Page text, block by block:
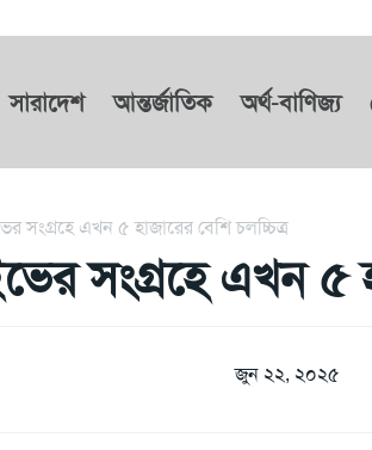
সারাদেশ আন্তর্জাতিক অর্থ-বাণিজ্য
সংগ্রহে এখন ৫ হাজারের বেশি চলচ্চিত্র
সংগ্রহে এখন ৫
জুন ২২, ২০২৫